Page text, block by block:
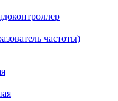
частоты)